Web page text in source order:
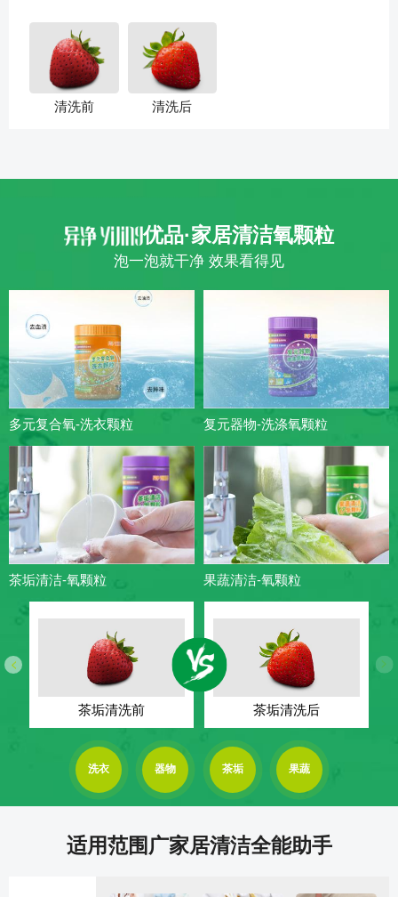
清洗前 清洗后
优品·家居清洁氧颗粒
泡一泡就干净 效果看得见
多元复合氧-洗衣颗粒 复元器物-洗涤氧颗粒
茶垢清洁-氧颗粒 果蔬清洁-氧颗粒
茶垢清洗前 茶垢清洗后
洗衣 器物 茶垢 果蔬
适用范围广家居清洁全能助手